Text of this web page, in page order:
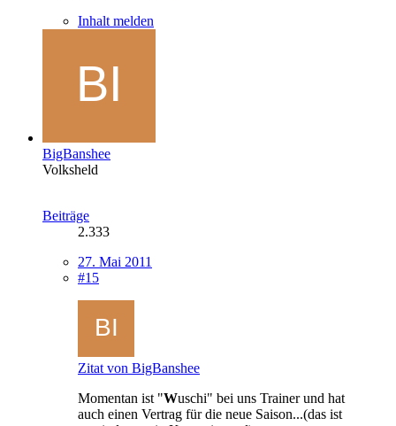
Inhalt melden
BigBanshee
Volksheld
Beiträge
2.333
27. Mai 2011
#15
Zitat von BigBanshee
Momentan ist "Wuschi" bei uns Trainer und hat
auch einen Vertrag für die neue Saison...(das ist